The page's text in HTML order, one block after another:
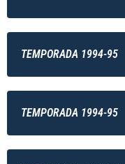
TEMPORADA 1994-95
TEMPORADA 1994-95